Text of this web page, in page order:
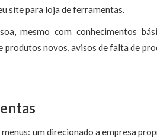
site para loja de ferramentas.
mesmo com conhecimentos
novos, avisos de falta de
um direcionado a empresa